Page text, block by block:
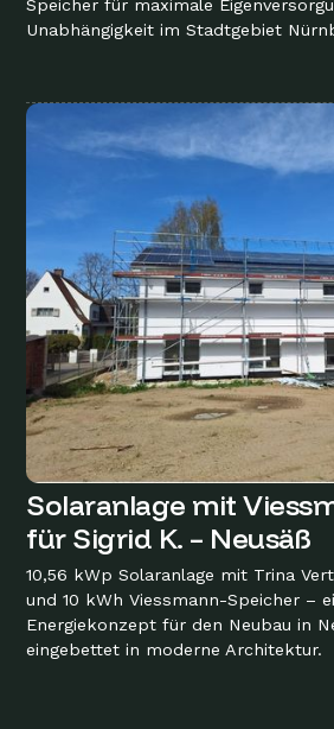
Speicher für maximale
Unabhängigkeit im Stadtgebiet
Solaranlage mit
für Sigrid K. – Neusäß
10,56 kWp Solaranlage mit Trina
und 10 kWh Viessmann-Speicher –
Energiekonzept für den Neubau in
eingebettet in moderne Architektur.